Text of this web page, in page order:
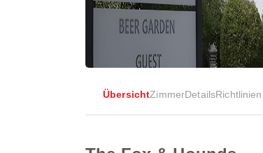
ÜbersichtZimmerDetailsRichtlinien